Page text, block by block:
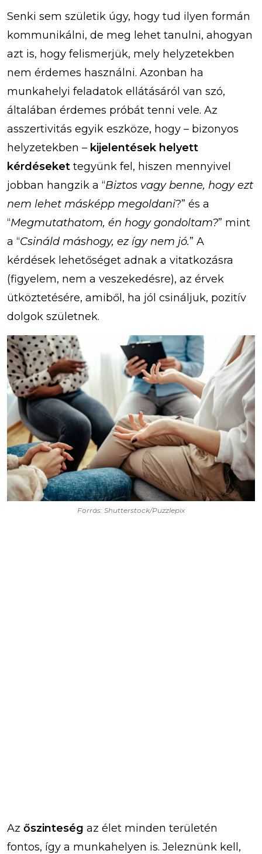
Senki sem születik úgy, hogy tud ilyen formán
kommunikálni, de meg lehet tanulni, ahogyan
azt is, hogy felismerjük, mely helyzetekben
nem érdemes használni. Azonban ha
munkahelyi feladatok ellátásáról van szó,
általában érdemes próbát tenni vele. Az
asszertivitás egyik eszköze, hogy – bizonyos
helyzetekben – kijelentések helyett
kérdéseket tegyünk fel, hiszen mennyivel
jobban hangzik a “Biztos vagy benne, hogy ezt
nem lehet másképp megoldani?” és a
“Megmutathatom, én hogy gondoltam?” mint
a “Csináld máshogy, ez így nem jó.” A
kérdések lehetőséget adnak a vitatkozásra
(figyelem, nem a veszekedésre), az érvek
ütköztetésére, amiből, ha jól csináljuk, pozitív
dolgok születnek.
Forrás: Shutterstock/Puzzlepix
Az őszinteség az élet minden területén
fontos, így a munkahelyen is. Jeleznünk kell,